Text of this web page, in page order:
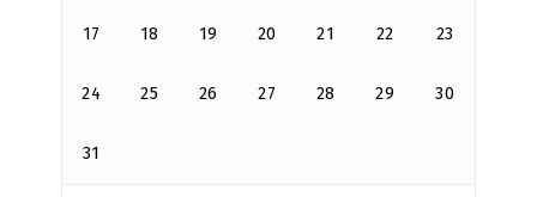
17 18 19 20 21 22 23
24 25 26 27 28 29 30
31